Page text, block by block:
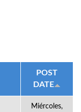
POST
DATE
Miércoles,